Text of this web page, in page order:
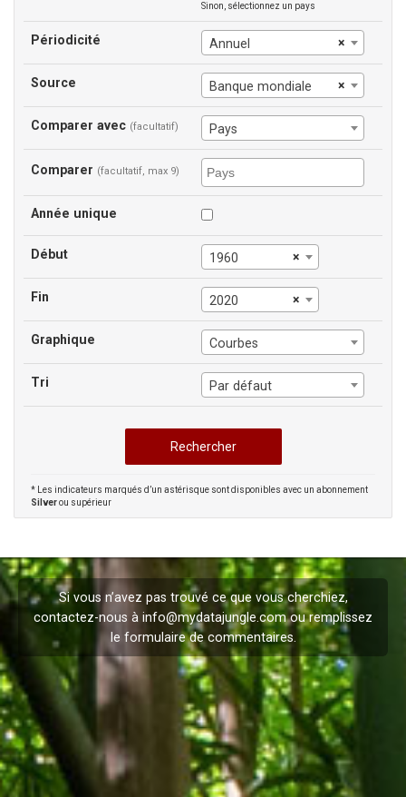
Sinon, sélectionnez un pays
Périodicité ×
Annuel
Source ×
Banque mondiale
Comparer avec (facultatif) Pays
Comparer (facultatif, max 9)
Année unique
Début ×
1960
Fin ×
2020
Graphique Courbes
Tri Par défaut
* Les indicateurs marqués d’un astérisque sont disponibles avec un abonnement
Silverou supérieur
Si vous n’avez pas trouvé ce que vous cherchiez,
contactez-nous à info@mydatajungle.comou remplissez
le formulaire de commentaires